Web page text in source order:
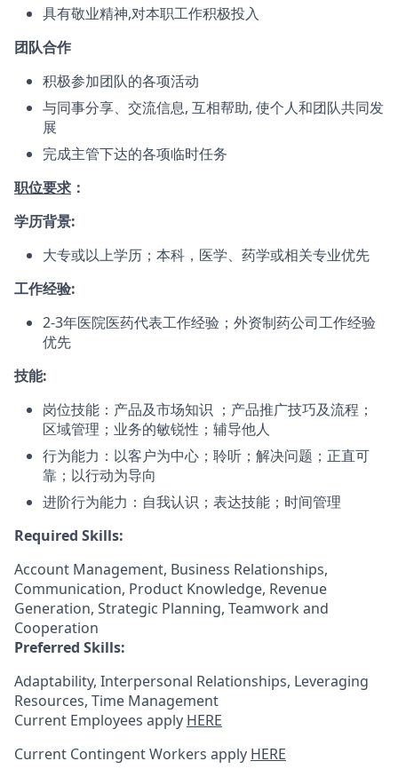
具有敬业精神,对本职工作积极投入
团队合作
积极参加团队的各项活动
与同事分享、交流信息, 互相帮助, 使个人和团队共同发
展
完成主管下达的各项临时任务
职位要求 ：
学历背景:
大专或以上学历；本科，医学、药学或相关专业优先
工作经验:
2-3年医院医药代表工作经验；外资制药公司工作经验
优先
技能:
岗位技能：产品及市场知识 ；产品推广技巧及流程；
区域管理；业务的敏锐性；辅导他人
行为能力：以客户为中心；聆听；解决问题；正直可
靠；以行动为导向
进阶行为能力：自我认识；表达技能；时间管理
Required Skills:
Account Management, Business Relationships,
Communication, Product Knowledge, Revenue
Generation, Strategic Planning, Teamwork and
Cooperation
Preferred Skills:
Adaptability, Interpersonal Relationships, Leveraging
Resources, Time Management
Current Employees apply HERE
Current Contingent Workers apply HERE